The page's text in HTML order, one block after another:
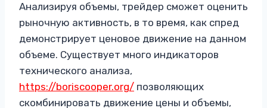
Анализируя объемы, трейдер сможет оценить
рыночную активность, в то время, как спред
демонстрирует ценовое движение на данном
объеме. Существует много индикаторов
технического анализа,
https://boriscooper.org/ позволяющих
скомбинировать движение цены и объемы,